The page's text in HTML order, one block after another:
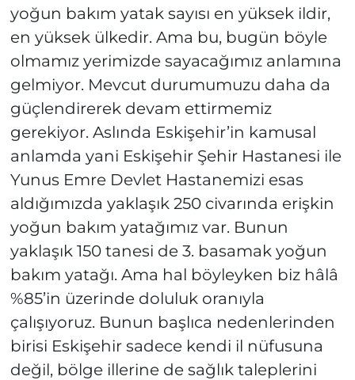
yoğun bakım yatak sayısı en yüksek ildir,
en yüksek ülkedir. Ama bu, bugün böyle
olmamız yerimizde sayacağımız anlamına
gelmiyor. Mevcut durumumuzu daha da
güçlendirerek devam ettirmemiz
gerekiyor. Aslında Eskişehir’in kamusal
anlamda yani Eskişehir Şehir Hastanesi ile
Yunus Emre Devlet Hastanemizi esas
aldığımızda yaklaşık 250 civarında erişkin
yoğun bakım yatağımız var. Bunun
yaklaşık 150 tanesi de 3. basamak yoğun
bakım yatağı. Ama hal böyleyken biz hâlâ
%85’in üzerinde doluluk oranıyla
çalışıyoruz. Bunun başlıca nedenlerinden
birisi Eskişehir sadece kendi il nüfusuna
değil, bölge illerine de sağlık taleplerini